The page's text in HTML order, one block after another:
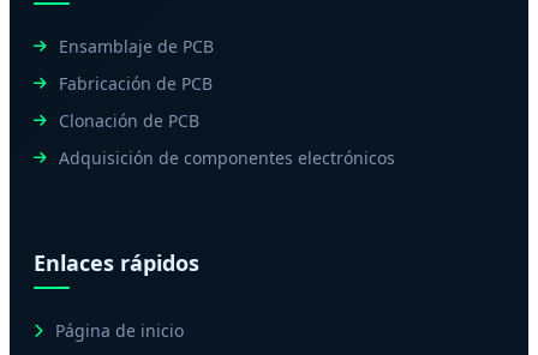
Ensamblaje de PCB
Fabricación de PCB
Clonación de PCB
Adquisición de componentes electrónicos
Enlaces rápidos
Página de inicio